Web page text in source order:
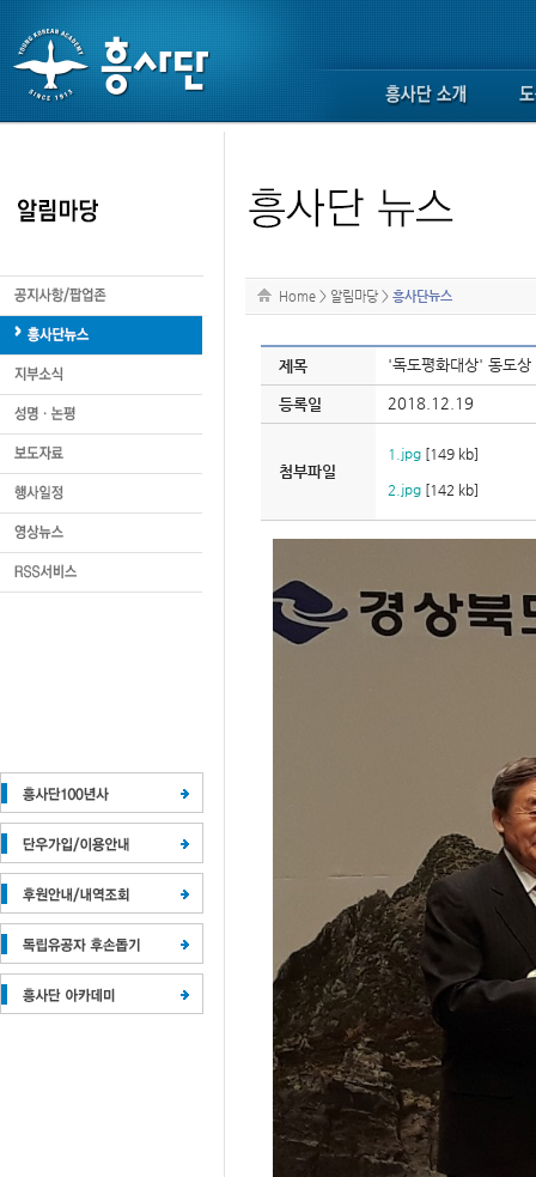
Home > 알림마당 > 흥사단뉴스
제목 '독도평화대상' 동도상
등록일 2018.12.19
첨부파일
1.jpg[149 kb]
2.jpg[142 kb]